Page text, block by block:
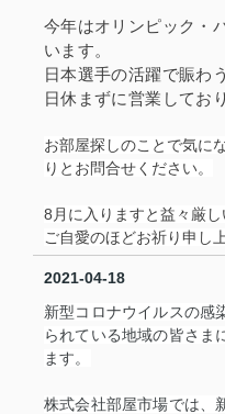
今年はオリンピック・
います。
日本選手の活躍で賑わ
日休まずに営業してお
お部屋探しのことで気に
りとお問合せください。
8月に入りますと益々厳し
ご自愛のほどお祈り申し
2021-04-18
新型コロナウイルスの感
られている地域の皆さま
ます。
株式会社部屋市場では、